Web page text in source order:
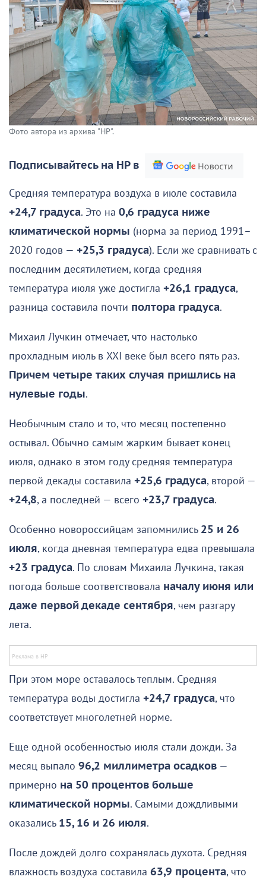
Фото автора из архива "НР".
Подписывайтесь на НР в
Средняя температура воздуха в июле составила
+24,7 градуса. Это на 0,6 градуса ниже
климатической нормы (норма за период 1991–
2020 годов — +25,3 градуса). Если же сравнивать с
последним десятилетием, когда средняя
температура июля уже достигла +26,1 градуса,
разница составила почти полтора градуса.
Михаил Лучкин отмечает, что настолько
прохладным июль в XXI веке был всего пять раз.
Причем четыре таких случая пришлись на
нулевые годы.
Необычным стало и то, что месяц постепенно
остывал. Обычно самым жарким бывает конец
июля, однако в этом году средняя температура
первой декады составила +25,6 градуса, второй —
+24,8, а последней — всего +23,7 градуса.
Особенно новороссийцам запомнились 25 и 26
июля, когда дневная температура едва превышала
+23 градуса. По словам Михаила Лучкина, такая
погода больше соответствовала началу июня или
даже первой декаде сентября, чем разгару
лета.
При этом море оставалось теплым. Средняя
температура воды достигла +24,7 градуса, что
соответствует многолетней норме.
Еще одной особенностью июля стали дожди. За
месяц выпало 96,2 миллиметра осадков —
примерно на 50 процентов больше
климатической нормы. Самыми дождливыми
оказались 15, 16 и 26 июля.
После дождей долго сохранялась духота. Средняя
влажность воздуха составила 63,9 процента, что